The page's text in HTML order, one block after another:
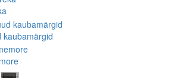
kaubamärgid